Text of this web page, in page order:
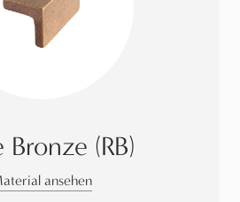
Bronze (RB)
ansehen